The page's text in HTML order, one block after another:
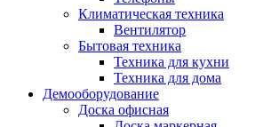
Климатическая техника
Вентилятор
Бытовая техника
Техника для кухни
Техника для дома
Демооборудование
Доска офисная